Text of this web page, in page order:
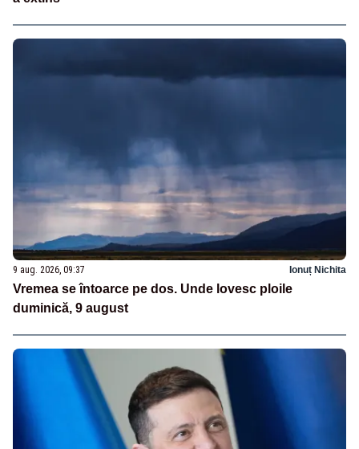
9 aug. 2026, 09:37 Ionuț Nichita
Vremea se întoarce pe dos. Unde lovesc ploile
duminică, 9 august